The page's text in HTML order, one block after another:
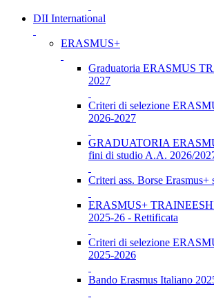
DII International
ERASMUS+
Graduatoria ERASMUS
2027
Criteri di selezione
2026-2027
GRADUATORIA
fini di studio A.A. 2026/
Criteri ass. Borse Erasmus+
ERASMUS+
2025-26 - Rettificata
Criteri di selezione
2025-2026
Bando Erasmus Italiano